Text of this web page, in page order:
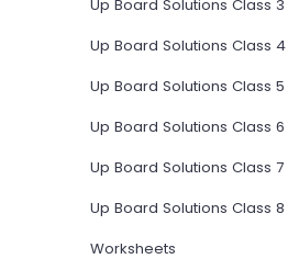
Up Board Solutions Class 3
Up Board Solutions Class 4
Up Board Solutions Class 5
Up Board Solutions Class 6
Up Board Solutions Class 7
Up Board Solutions Class 8
Worksheets